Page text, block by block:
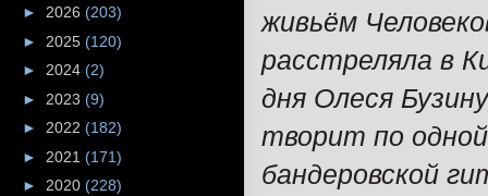
живьём
расстреляла в
дня Олеся
творит по
бандеровской
► 2026 (203)
► 2025 (120)
► 2024 (2)
► 2023 (9)
► 2022 (182)
► 2021 (171)
► 2020 (228)